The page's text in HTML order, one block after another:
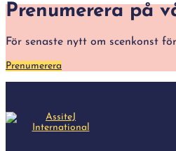
Prenumerera på
För senaste nytt om scenkonst
Prenumerera